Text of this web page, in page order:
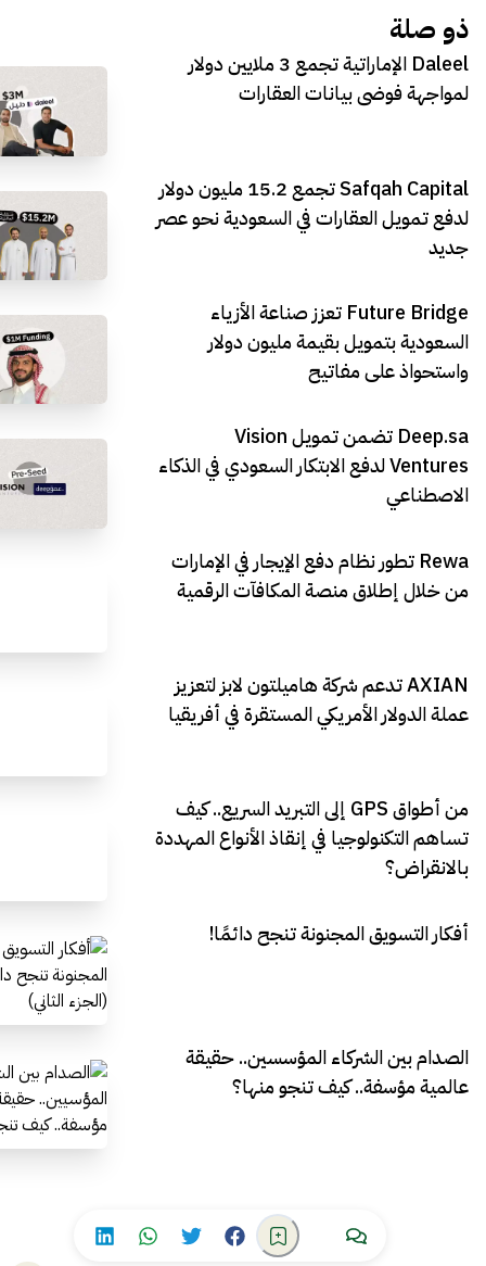
ذو صلة
Daleel الإماراتية تجمع 3 ملايين دولار
لمواجهة فوضى بيانات العقارات
Safqah Capital تجمع 15.2 مليون دولار
لدفع تمويل العقارات في السعودية نحو عصر
جديد
Future Bridge تعزز صناعة الأزياء
السعودية بتمويل بقيمة مليون دولار
واستحواذ على مفاتيح
Deep.sa تضمن تمويل Vision
Ventures لدفع الابتكار السعودي في الذكاء
الاصطناعي
Rewa تطور نظام دفع الإيجار في الإمارات
من خلال إطلاق منصة المكافآت الرقمية
AXIAN تدعم شركة هاميلتون لابز لتعزيز
عملة الدولار الأمريكي المستقرة في أفريقيا
من أطواق GPS إلى التبريد السريع.. كيف
تساهم التكنولوجيا في إنقاذ الأنواع المهددة
بالانقراض؟
أفكار التسويق المجنونة تنجح دائمًا!
الصدام بين الشركاء المؤسسين.. حقيقة
عالمية مؤسفة.. كيف تنجو منها؟